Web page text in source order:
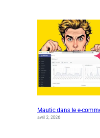
Mautic dans le e-
avril 2, 2026